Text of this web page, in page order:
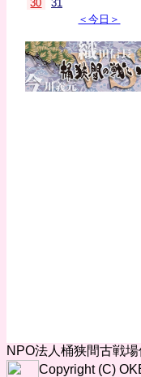
30
31
＜今日＞
NPO法人桶狭間古戦
Copyright (C)